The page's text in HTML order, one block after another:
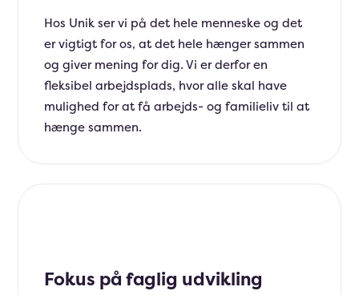
Hos Unik ser vi på det hele menneske og det
er vigtigt for os, at det hele hænger sammen
og giver mening for dig. Vi er derfor en
fleksibel arbejdsplads, hvor alle skal have
mulighed for at få arbejds- og familieliv til at
hænge sammen.
Fokus på faglig udvikling